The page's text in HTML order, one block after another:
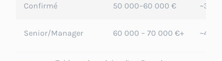
Confirmé 50 000–60 000 € ~3
Senior/Manager 60 000 – 70 000 €+ ~4